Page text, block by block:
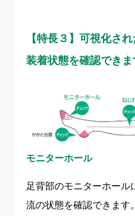
【特長３】可視化さ
装着状態を確認できま
モニターホール
足背部のモニターホール
流の状態を確認できます